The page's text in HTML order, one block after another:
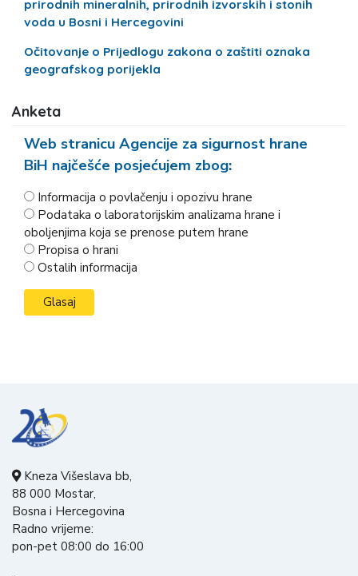
prirodnih mineralnih, prirodnih izvorskih i stonih
voda u Bosni i Hercegovini
Očitovanje o Prijedlogu zakona o zaštiti oznaka
geografskog porijekla
Anketa
Web stranicu Agencije za sigurnost hrane
BiH najčešće posjećujem zbog:
Informacija o povlačenju i opozivu hrane
Podataka o laboratorijskim analizama hrane i
oboljenjima koja se prenose putem hrane
Propisa o hrani
Ostalih informacija
Kneza Višeslava bb,
88 000 Mostar,
Bosna i Hercegovina
Radno vrijeme:
pon-pet 08:00 do 16:00